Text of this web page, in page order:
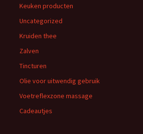
Keuken producten
Uncategorized
Kruiden thee
Zalven
Tincturen
Olie voor uitwendig gebruik
Voetreflexzone massage
Cadeautjes